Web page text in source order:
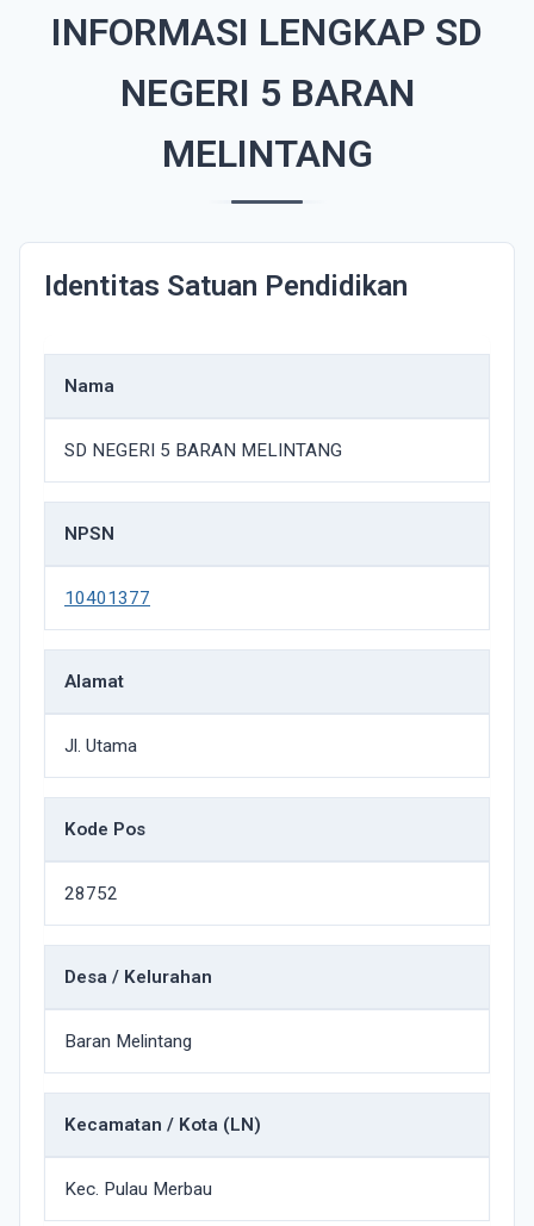
INFORMASI LENGKAP SD
NEGERI 5 BARAN
MELINTANG
Identitas Satuan Pendidikan
Nama
SD NEGERI 5 BARAN MELINTANG
NPSN
10401377
Alamat
Jl. Utama
Kode Pos
28752
Desa / Kelurahan
Baran Melintang
Kecamatan / Kota (LN)
Kec. Pulau Merbau